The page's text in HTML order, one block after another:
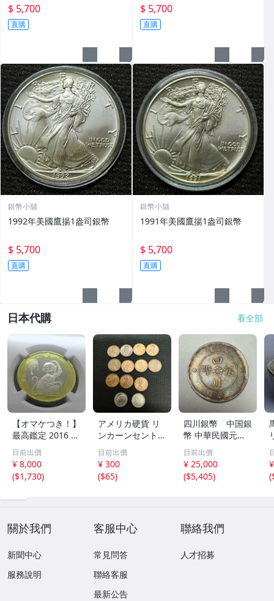
$ 5,700
直購
$ 5,700
直購
銀幣小舖
1992年美國鷹揚1盎司銀幣
$ 5,700
直購
銀幣小舖
1991年美國鷹揚1盎司銀幣
$ 5,700
直購
日本代購 看全部
【オマケつき！】
最高鑑定 2016 中
国 10元 申年 猿
バイメタル NGC
MS69PL プルーフ
ライク 初期発行
目前出價
¥ 8,000
($1,730)
アメリカ硬貨 リ
ンカーンセント
他13枚セット 外
国コイン 古銭 コ
レクション
目前出價
¥ 300
($65)
四川銀幣 中国銀
幣 中華民國元年
軍政府造 壹圓 古
銭 銀貨 アンティ
ーク
目前出價
¥ 25,000
($5,405)
(
關於我們
新聞中心
服務說明
客服中心
常見問答
聯絡客服
最新公告
聯絡我們
人才招募